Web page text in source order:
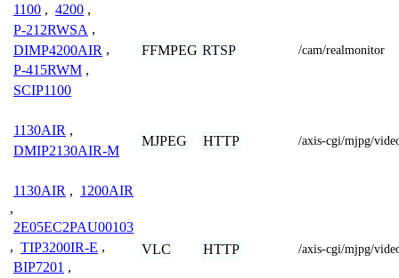
1100 , 4200 ,
P-212RWSA ,
DIMP4200AIR ,
P-415RWM ,
SCIP1100
FFMPEG RTSP /cam/realmonitor
1130AIR ,
DMIP2130AIR-M
MJPEG HTTP /axis-cgi/mjpg/
1130AIR , 1200AIR
,
2E05EC2PAU00103
, TIP3200IR-E ,
BIP7201 ,
VLC HTTP /axis-cgi/mjpg/